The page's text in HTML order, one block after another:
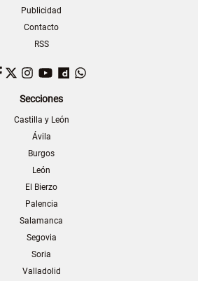
Publicidad
Contacto
RSS
Facebook
TwitterInstagram
YouTubeDailymotion
Secciones
Castilla y León
Ávila
Burgos
León
El Bierzo
Palencia
Salamanca
Segovia
Soria
Valladolid